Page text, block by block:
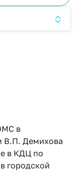
в
В.П. Демихова
в КДЦ по
городской